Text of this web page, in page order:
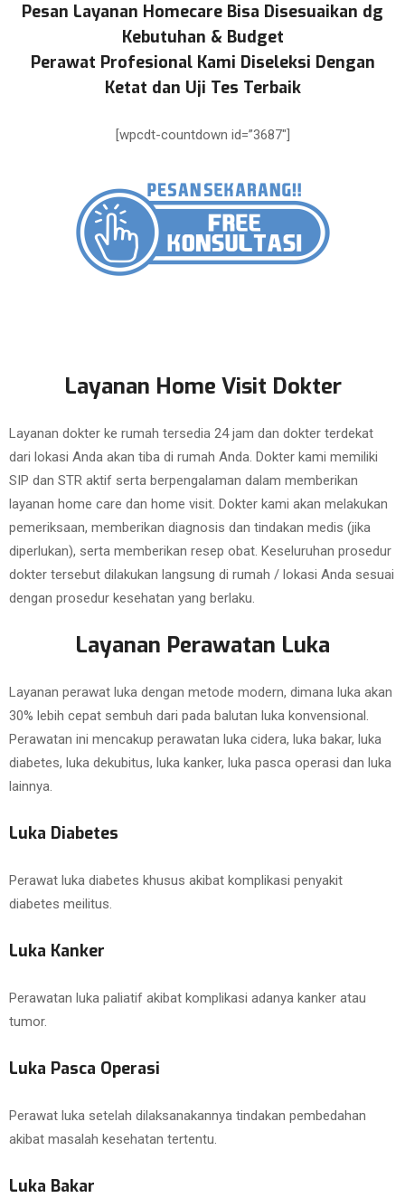
Pesan Layanan Homecare Bisa Disesuaikan dg
Kebutuhan & Budget
Perawat Profesional Kami Diseleksi Dengan
Ketat dan Uji Tes Terbaik
[wpcdt-countdown id=”3687″]
Layanan Home Visit Dokter
Layanan dokter ke rumah tersedia 24 jam dan dokter terdekat
dari lokasi Anda akan tiba di rumah Anda. Dokter kami memiliki
SIP dan STR aktif serta berpengalaman dalam memberikan
layanan home care dan home visit. Dokter kami akan melakukan
pemeriksaan, memberikan diagnosis dan tindakan medis (jika
diperlukan), serta memberikan resep obat. Keseluruhan prosedur
dokter tersebut dilakukan langsung di rumah / lokasi Anda sesuai
dengan prosedur kesehatan yang berlaku.
Layanan Perawatan Luka
Layanan perawat luka dengan metode modern, dimana luka akan
30% lebih cepat sembuh dari pada balutan luka konvensional.
Perawatan ini mencakup perawatan luka cidera, luka bakar, luka
diabetes, luka dekubitus, luka kanker, luka pasca operasi dan luka
lainnya.
Luka Diabetes
Perawat luka diabetes khusus akibat komplikasi penyakit
diabetes meilitus.
Luka Kanker
Perawatan luka paliatif akibat komplikasi adanya kanker atau
tumor.
Luka Pasca Operasi
Perawat luka setelah dilaksanakannya tindakan pembedahan
akibat masalah kesehatan tertentu.
Luka Bakar